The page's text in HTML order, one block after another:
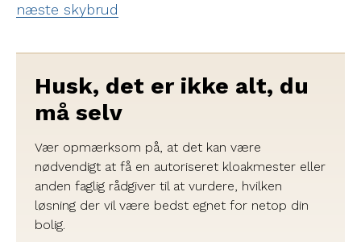
næste skybrud
Husk, det er ikke alt, du
må selv
Vær opmærksom på, at det kan være
nødvendigt at få en autoriseret kloakmester eller
anden faglig rådgiver til at vurdere, hvilken
løsning der vil være bedst egnet for netop din
bolig.